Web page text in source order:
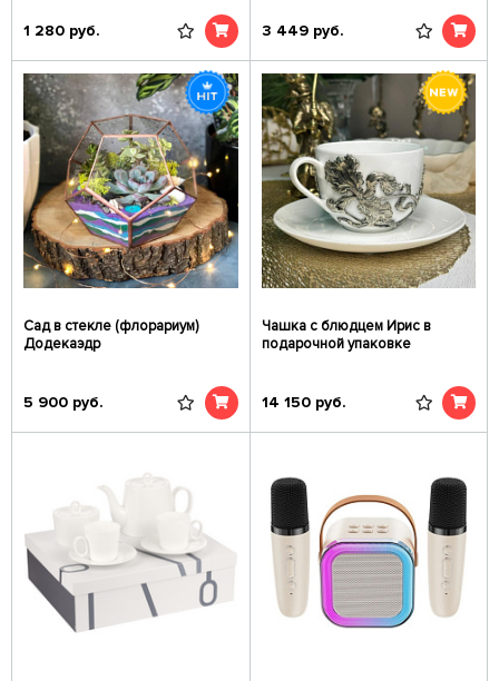
1 280 руб. 3 449 руб.
Сад в стекле (флорариум)
Додекаэдр
5 900 руб.
Чашка с блюдцем Ирис в
подарочной упаковке
14 150 руб.